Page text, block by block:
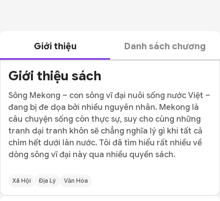
Giới thiệu Danh sách chương
Giới thiệu sách
Sông Mekong – con sông vĩ đại nuôi sống nước Việt –
đang bị đe dọa bởi nhiều nguyên nhân. Mekong là
câu chuyện sống còn thực sự, suy cho cùng những
tranh dại tranh khôn sẽ chẳng nghĩa lý gì khi tất cả
chìm hết dưới làn nước. Tôi đã tìm hiểu rất nhiều về
dòng sông vĩ đại này qua nhiều quyền sách.
Xã Hội Địa Lý Văn Hóa